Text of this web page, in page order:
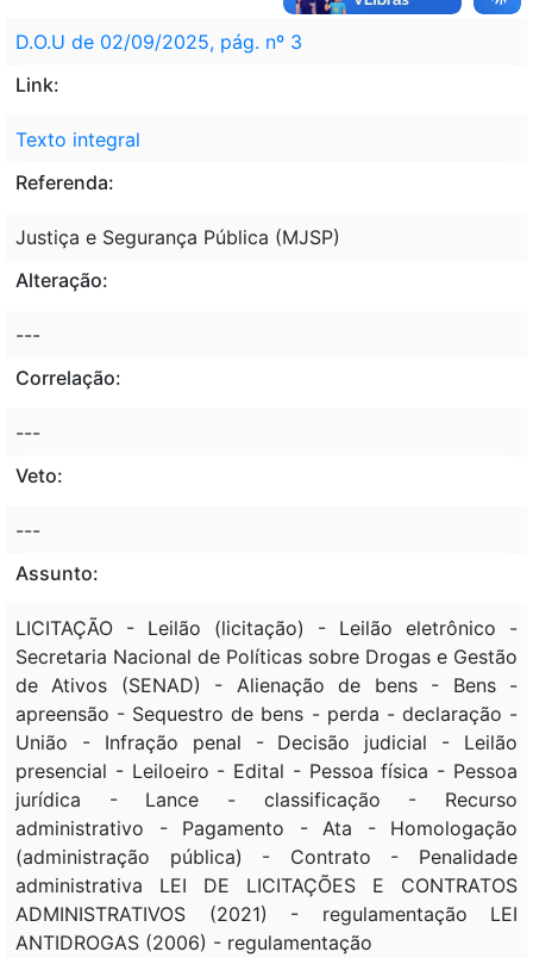
D.O.U de 02/09/2025, pág. nº 3
Link:
Texto integral
Referenda:
Justiça e Segurança Pública (MJSP)
Alteração:
---
Correlação:
---
Veto:
---
Assunto:
LICITAÇÃO - Leilão (licitação) - Leilão eletrônico -
Secretaria Nacional de Políticas sobre Drogas e Gestão
de Ativos (SENAD) - Alienação de bens - Bens -
apreensão - Sequestro de bens - perda - declaração -
União - Infração penal - Decisão judicial - Leilão
presencial - Leiloeiro - Edital - Pessoa física - Pessoa
jurídica - Lance - classificação - Recurso
administrativo - Pagamento - Ata - Homologação
(administração pública) - Contrato - Penalidade
administrativa LEI DE LICITAÇÕES E CONTRATOS
ADMINISTRATIVOS (2021) - regulamentação LEI
ANTIDROGAS (2006) - regulamentação